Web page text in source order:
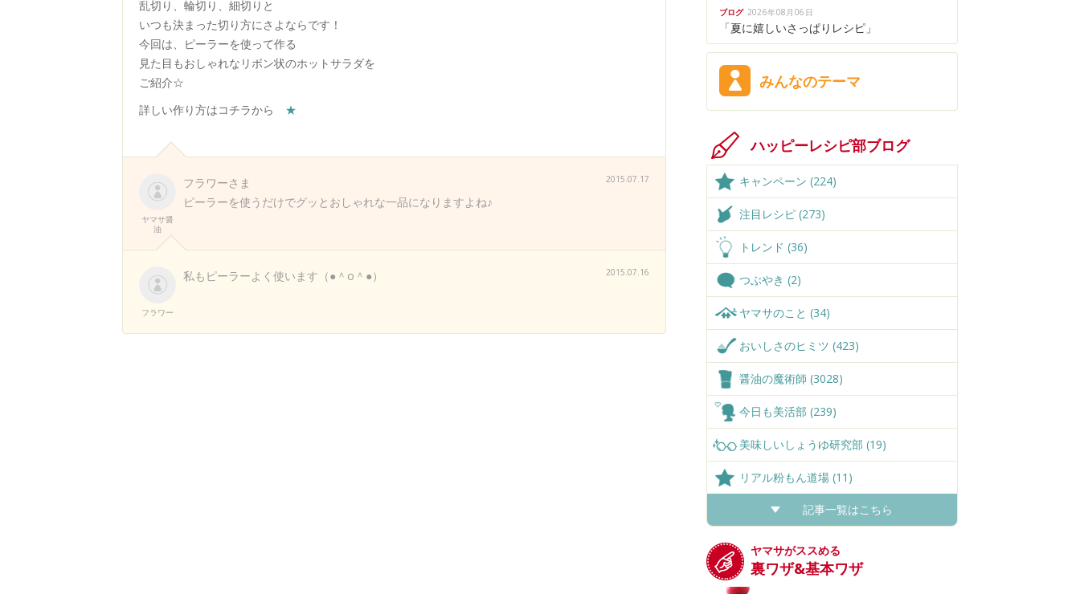
乱切り、輪切り、細切りと
いつも決まった切り方にさよならです！
今回は、ピーラーを使って作る
見た目もおしゃれなリボン状のホットサラダを
ご紹介☆
詳しい作り方はコチラから ★
ヤマサ醤
油
フラワーさま
ピーラーを使うだけでグッとおしゃれな一品になりますよね♪
2015.07.17
フラワー
私もピーラーよく使います（●＾o＾●） 2015.07.16
ブログ 2026年08月06日
「夏に嬉しいさっぱりレシピ」
みんなのテーマ
ハッピーレシピ部ブログ
キャンペーン (224)
注目レシピ (273)
トレンド (36)
つぶやき (2)
ヤマサのこと (34)
おいしさのヒミツ (423)
醤油の魔術師 (3028)
今日も美活部 (239)
美味しいしょうゆ研究部 (19)
リアル粉もん道場 (11)
記事一覧はこちら
ヤマサがススめる
裏ワザ&基本ワザ